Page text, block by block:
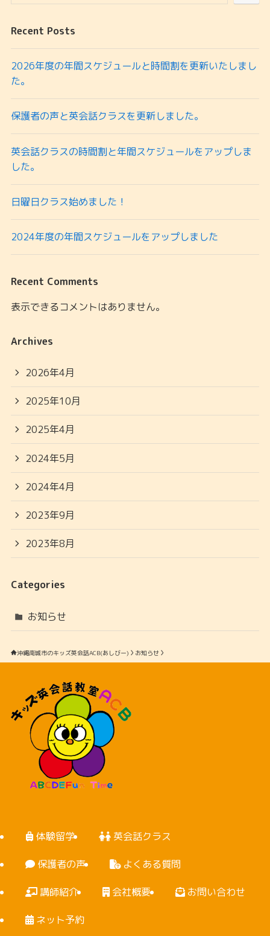
Recent Posts
2026年度の年間スケジュールと時間割を更新いたしまし
た。
保護者の声と英会話クラスを更新しました。
英会話クラスの時間割と年間スケジュールをアップしま
した。
日曜日クラス始めました！
2024年度の年間スケジュールをアップしました
Recent Comments
表示できるコメントはありません。
Archives
2026年4月
2025年10月
2025年4月
2024年5月
2024年4月
2023年9月
2023年8月
Categories
お知らせ
沖縄南城市のキッズ英会話ACB(あしびー) お知らせ
体験留学 英会話クラス
保護者の声 よくある質問
講師紹介 会社概要 お問い合わせ
ネット予約